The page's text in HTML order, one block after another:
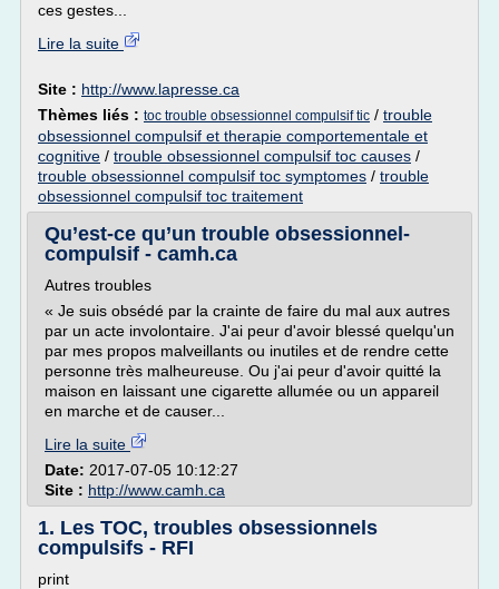
ces gestes...
Lire la suite
Site : http://www.lapresse.ca
Thèmes liés : toc trouble obsessionnel compulsif tic / trouble
obsessionnel compulsif et therapie comportementale et
cognitive / trouble obsessionnel compulsif toc causes /
trouble obsessionnel compulsif toc symptomes / trouble
obsessionnel compulsif toc traitement
Qu’est-ce qu’un trouble obsessionnel-
compulsif - camh.ca
Autres troubles
« Je suis obsédé par la crainte de faire du mal aux autres
par un acte involontaire. J'ai peur d'avoir blessé quelqu'un
par mes propos malveillants ou inutiles et de rendre cette
personne très malheureuse. Ou j'ai peur d'avoir quitté la
maison en laissant une cigarette allumée ou un appareil
en marche et de causer...
Lire la suite
Date: 2017-07-05 10:12:27
Site : http://www.camh.ca
1. Les TOC, troubles obsessionnels
compulsifs - RFI
print